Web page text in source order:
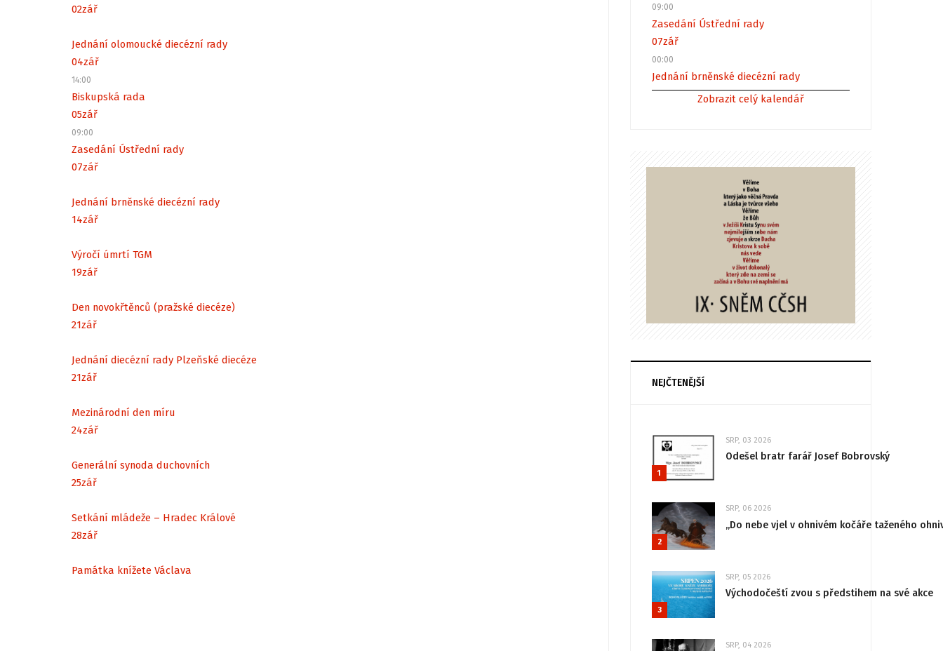
02zář
Jednání olomoucké diecézní rady
04zář
14:00
Biskupská rada
05zář
09:00
Zasedání Ústřední rady
07zář
Jednání brněnské diecézní rady
14zář
Výročí úmrtí TGM
19zář
Den novokřtěnců (pražské diecéze)
21zář
Jednání diecézní rady Plzeňské diecéze
21zář
Mezinárodní den míru
24zář
Generální synoda duchovních
25zář
Setkání mládeže – Hradec Králové
28zář
Památka knížete Václava
09:00
Zasedání Ústřední rady
07zář
00:00
Jednání brněnské diecézní rady
Zobrazit celý kalendář
NEJČTENĚJŠÍ
1
SRP, 03 2026
Odešel bratr farář Josef Bobrovský
2
SRP, 06 2026
„Do nebe vjel v ohnivém kočáře taženého
3
SRP, 05 2026
Východočeští zvou s předstihem na své akce
SRP, 04 2026